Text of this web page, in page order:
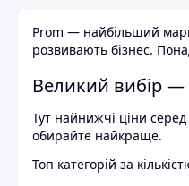
Prom — найбільший
розвивають бізнес.
Великий вибір —
Тут найнижчі ціни серед
обирайте найкраще.
Топ категорій за